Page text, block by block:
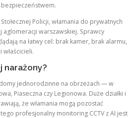
bezpieczeństwem.
Policji, włamania do prywatnych
aglomeracji warszawskiej. Sprawcy
na łatwy cel: brak kamer, brak alarmu,
narażony?
jednorodzinne na obrzeżach — w
Piaseczna czy Legionowa. Duże działki i
że włamania mogą pozostać
profesjonalny monitoring CCTV z AI jest